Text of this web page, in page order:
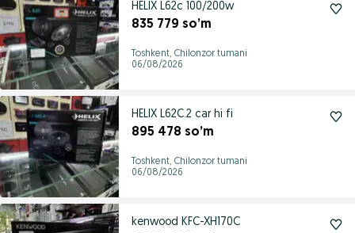
HELIX L62c 100/200w
835 779 so’m
Toshkent, Chilonzor tumani
06/08/2026
HELIX L62C.2 car hi fi
895 478 so’m
Toshkent, Chilonzor tumani
06/08/2026
kenwood KFC-XH170C